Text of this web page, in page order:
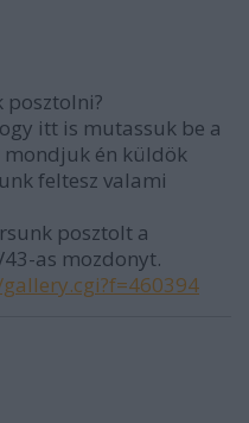
posztolni?
itt is mutassuk be a
mondjuk én küldök
feltesz valami
posztolt a
as mozdonyt.